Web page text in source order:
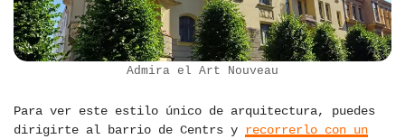
Admira el Art Nouveau
Para ver este estilo único de arquitectura, puedes
dirigirte al barrio de Centrs y recorrerlo con un